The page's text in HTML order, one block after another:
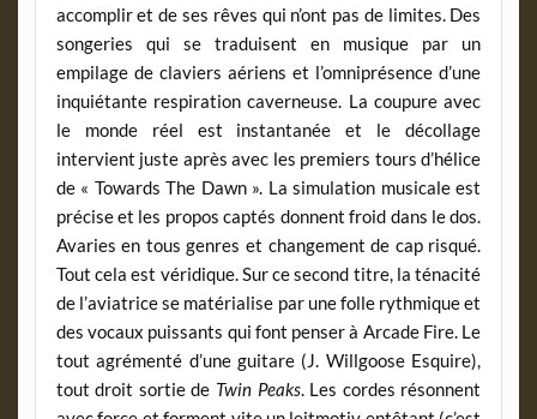
accomplir et de ses rêves qui n’ont pas de limites. Des
songeries qui se traduisent en musique par un
empilage de claviers aériens et l’omniprésence d’une
inquiétante respiration caverneuse. La coupure avec
le monde réel est instantanée et le décollage
intervient juste après avec les premiers tours d’hélice
de « Towards The Dawn ». La simulation musicale est
précise et les propos captés donnent froid dans le dos.
Avaries en tous genres et changement de cap risqué.
Tout cela est véridique. Sur ce second titre, la ténacité
de l’aviatrice se matérialise par une folle rythmique et
des vocaux puissants qui font penser à Arcade Fire. Le
tout agrémenté d’une guitare (J. Willgoose Esquire),
tout droit sortie de Twin Peaks. Les cordes résonnent